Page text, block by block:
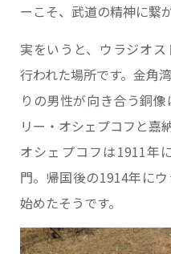
ーこそ、武道の精神に繋
実をいうと、ウラジオ
行われた場所です。金角
りの男性が向き合う銅
リー・オシェプコフと嘉
オシェプコフは1911年
門。帰国後の1914年に
始めたそうです。